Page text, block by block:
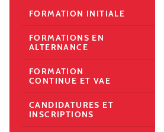
FORMATION INITIALE
FORMATIONS EN
ALTERNANCE
FORMATION
CONTINUE ET VAE
CANDIDATURES ET
INSCRIPTIONS